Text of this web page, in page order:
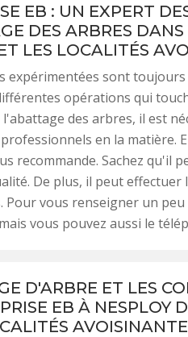
EB : UN EXPERT
DES ARBRES
LES LOCALITÉS
expérimentées sont
opérations qui
l'abattage des arbres, il est
en la matière.
recommande. Sachez qu'il
De plus, il peut effectuer
Pour vous renseigner un
vous pouvez aussi le
D'ARBRE ET LES
EB À NESPLOY